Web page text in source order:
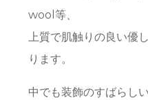
wool等、
上質で肌触りの良い優
ります。
中でも装飾のすばら